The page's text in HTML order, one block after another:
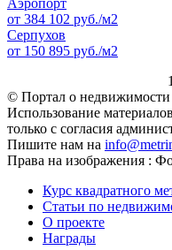
от 384 102 руб./м2
Серпухов
от 150 895 руб./м2
© Портал о
Использование
только с согласия
Пишите нам на
Права на изображения :
Курс квадратного
Статьи по
О проекте
Награды